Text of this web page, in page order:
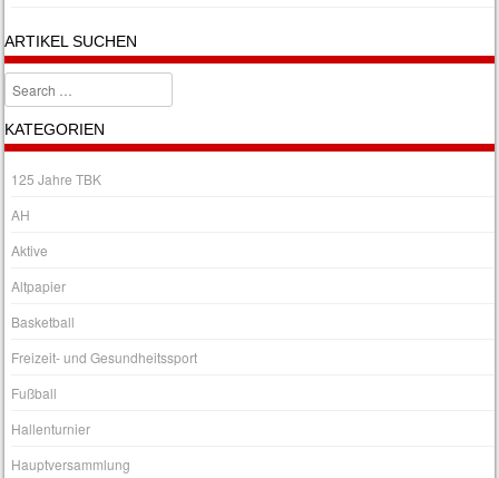
ARTIKEL SUCHEN
Search
KATEGORIEN
125 Jahre TBK
AH
Aktive
Altpapier
Basketball
Freizeit- und Gesundheitssport
Fußball
Hallenturnier
Hauptversammlung